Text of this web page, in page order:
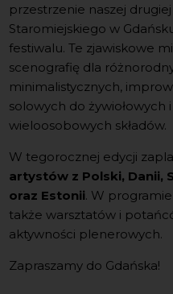
przestrzenie naszej
Staromiejskiego w
festiwalu. Te zjawiskowe
scenografię dla
minimalistycznych,
solowych do żywiołowych
wieloosobowych składów.
W tegorocznej edycji
artystów z Polski, Danii,
oraz Estonii. W
także warsztatów i
aktywności plenerowych.
Zapraszamy do Gdańska!